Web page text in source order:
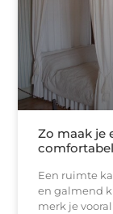
Zo maak je
comfortabel
Een ruimte
en galmend
merk je